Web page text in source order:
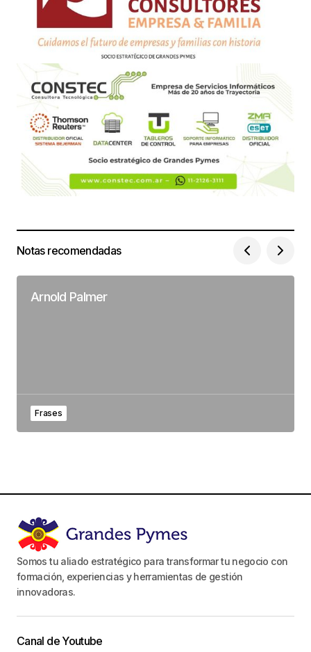
Notas recomendadas
Arnold Palmer
Frases
Somos tu aliado estratégico para transformar tu negocio con
formación, experiencias y herramientas de gestión
innovadoras.
Canal de Youtube